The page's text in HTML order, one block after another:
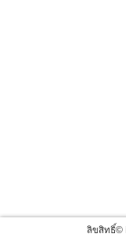
ลิขสิทธิ์©